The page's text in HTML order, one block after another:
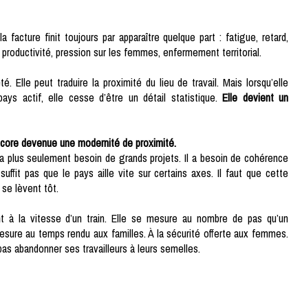
facture finit toujours par apparaître quelque part : fatigue, retard,
pression sur les femmes, enfermement territorial.
Elle peut traduire la proximité du lieu de travail. Mais lorsqu’elle
actif, elle cesse d’être un détail statistique.Elle devient un
devenue une modernité de proximité.
plus seulement besoin de grands projets. Il a besoin de cohérence
pas que le pays aille vite sur certains axes. Il faut que cette
se lèvent tôt.
la vitesse d’un train. Elle se mesure au nombre de pas qu’un
au temps rendu aux familles. À la sécurité offerte aux femmes.
abandonner ses travailleurs à leurs semelles.